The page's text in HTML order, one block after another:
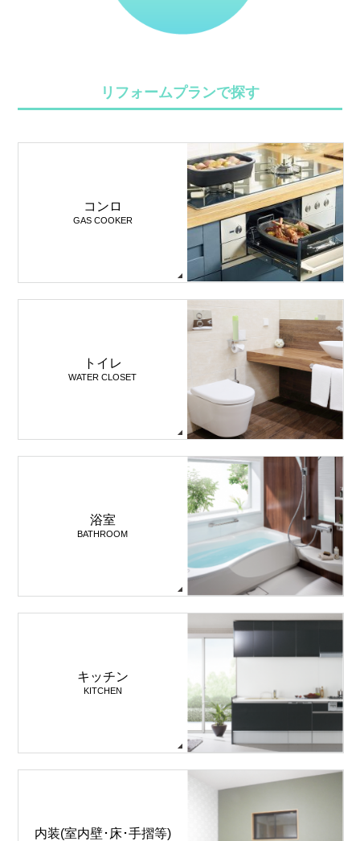
リフォームプランで探す
コンロ
GAS COOKER
トイレ
WATER CLOSET
浴室
BATHROOM
キッチン
KITCHEN
内装(室内壁･床･手摺等)